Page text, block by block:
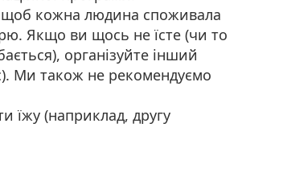
щоб кожна людина споживала
Якщо ви щось не їсте (чи то
організуйте інший
Ми також не рекомендуємо
їжу (наприклад, другу